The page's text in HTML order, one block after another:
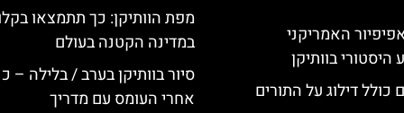
14: האפיפיור האמריקני
בוותיקן
כולל דילוג על התורים
מפת הוותיקן: כך תתמצאו
במדינה הקטנה בעולם
סיור בוותיקן בערב / בלילה –
אחרי העומס עם מדריך